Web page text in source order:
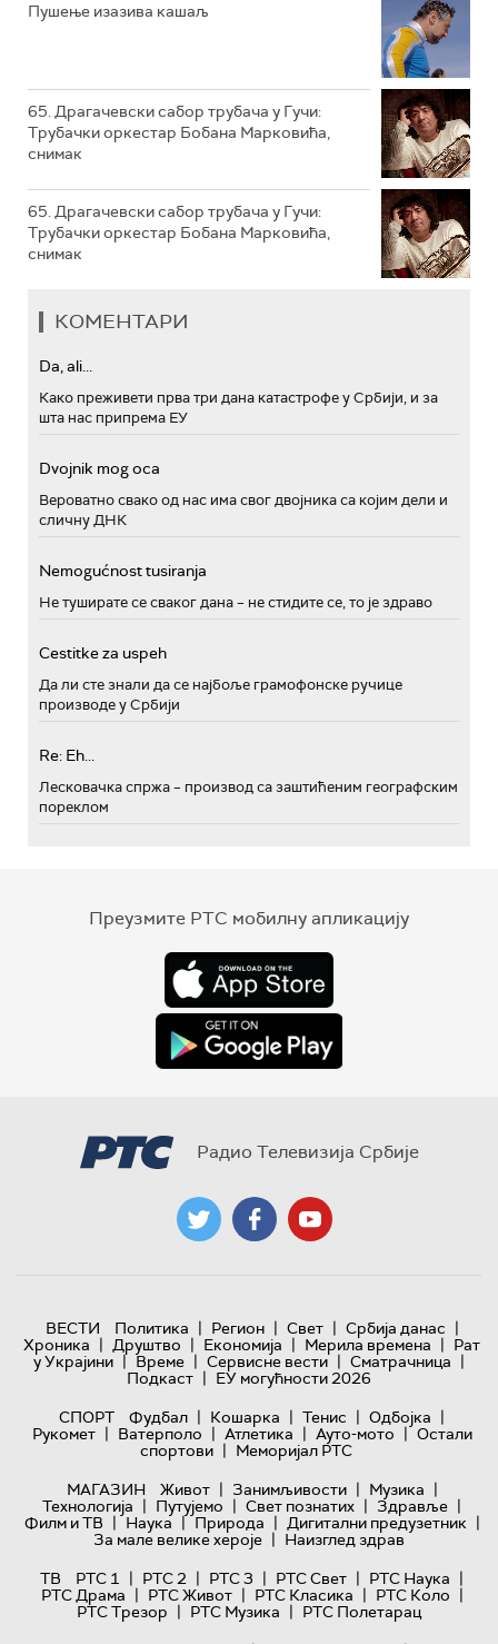
Пушење изазива кашаљ
65. Драгачевски сабор трубача у Гучи:
Трубачки оркестар Бобана Марковића,
снимак
65. Драгачевски сабор трубача у Гучи:
Трубачки оркестар Бобана Марковића,
снимак
КОМЕНТАРИ
Da, ali...
Како преживети прва три дана катастрофе у Србији, и за
шта нас припрема ЕУ
Dvojnik mog oca
Вероватно свако од нас има свог двојника са којим дели и
сличну ДНК
Nemogućnost tusiranja
Не туширате се сваког дана – не стидите се, то је здраво
Cestitke za uspeh
Да ли сте знали да се најбоље грамофонске ручице
производе у Србији
Re: Eh...
Лесковачка спржа – производ са заштићеним географским
пореклом
Преузмите РТС мобилну апликацију
Радио Телевизија Србије
ВЕСТИ Политика | Регион | Свет | Србија данас |
Хроника | Друштво | Економија | Мерила времена | Рат
у Украјини | Време | Сервисне вести | Сматрачница |
Подкаст | ЕУ могућности 2026
СПОРТ
Фудбал | Кошарка | Тенис | Одбојка |
Рукомет | Ватерполо | Атлетика | Ауто-мото | Остали
спортови | Меморијал РТС
МАГАЗИН
Живот | Занимљивости | Музика |
Технологијa | Путујемо | Свет познатих | Здравље |
Филм и ТВ | Наука | Природа | Дигитални предузетник |
За мале велике хероје | Наизглед здрав
ТВ
РТС 1 | РТС 2 | РТС 3 | РТС Свет | РТС Наука |
РТС Драма | РТС Живот | РТС Класика | РТС Коло |
РТС Трезор | РТС Музика | РТС Полетарац